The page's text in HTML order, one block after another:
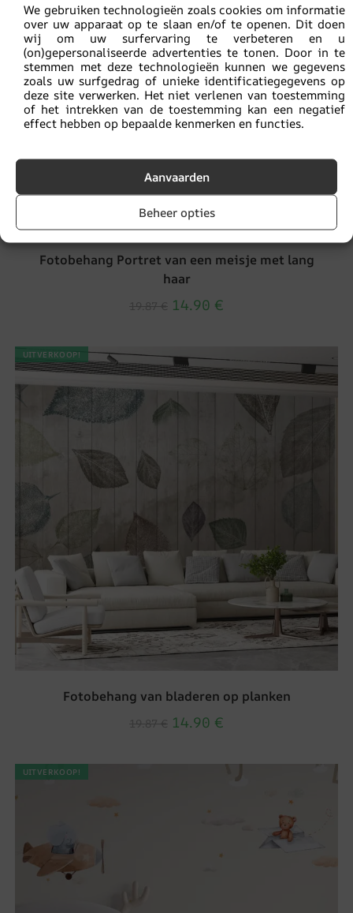
We gebruiken technologieën zoals cookies om informatie
over uw apparaat op te slaan en/of te openen. Dit doen
wij om uw surfervaring te verbeteren en u
(on)gepersonaliseerde advertenties te tonen. Door in te
stemmen met deze technologieën kunnen we gegevens
zoals uw surfgedrag of unieke identificatiegegevens op
deze site verwerken. Het niet verlenen van toestemming
of het intrekken van de toestemming kan een negatief
effect hebben op bepaalde kenmerken en functies.
Aanvaarden
Beheer opties
Fotobehang Portret van een meisje met lang
haar
14.90 €
UITVERKOOP!
Fotobehang van bladeren op planken
14.90 €
UITVERKOOP!